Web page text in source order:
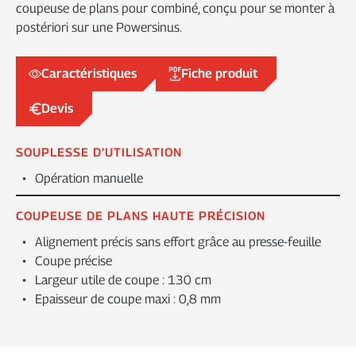
coupeuse de plans pour combiné, conçu pour se monter à
postériori sur une Powersinus.
Caractéristiques Fiche produit
Devis
SOUPLESSE D’UTILISATION
Opération manuelle
COUPEUSE DE PLANS HAUTE PRÉCISION
Alignement précis sans effort grâce au presse-feuille
Coupe précise
Largeur utile de coupe : 130 cm
Epaisseur de coupe maxi : 0,8 mm